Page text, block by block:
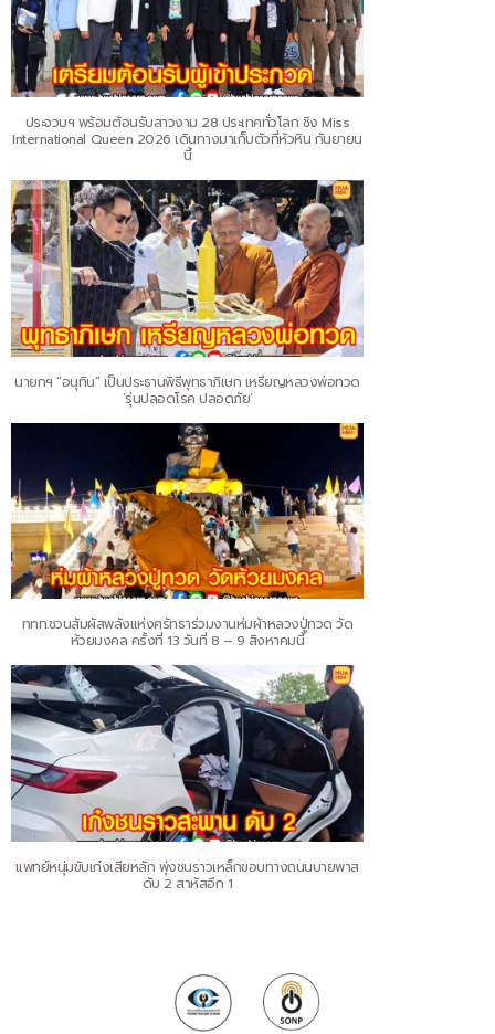
ประจวบฯ พร้อมต้อนรับสาวงาม 28 ประเทศทั่วโลก ชิง Miss
International Queen 2026 เดินทางมาเก็บตัวที่หัวหิน กันยายน
นี้
นายกฯ “อนุทิน” เป็นประธานพิธีพุทธาภิเษก เหรียญหลวงพ่อทวด
‘รุ่นปลอดโรค ปลอดภัย’
ททท.ชวนสัมผัสพลังแห่งศรัทธาร่วมงานห่มผ้าหลวงปู่ทวด วัด
ห้วยมงคล ครั้งที่ 13 วันที่ 8 – 9 สิงหาคมนี้
แพทย์หนุ่มขับเก๋งเสียหลัก พุ่งชนราวเหล็กขอบทางถนนบายพาส
ดับ 2 สาหัสอีก 1